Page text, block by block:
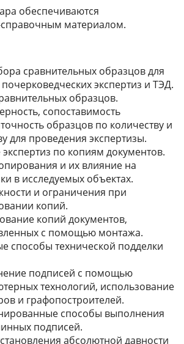
обеспечиваются
материалом.
сравнительных образцов для
экспертиз и ТЭД.
образцов.
сопоставимость
образцов по количеству и
для проведения экспертизы.
по копиям документов.
и их влияние на
в исследуемых объектах.
и ограничения при
копий.
копий документов,
с помощью монтажа.
способы технической подделки
подписей с помощью
технологий, использование
и графопостроителей.
способы выполнения
подписей.
абсолютной давности